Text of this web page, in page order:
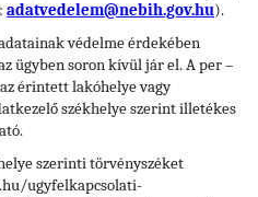
adatvedelem@nebih.gov.hu).
védelme érdekében
ügyben soron kívül jár el. A per –
érintett lakóhelye vagy
székhelye szerint illetékes
szerinti törvényszéket
ugyfelkapcsolati-